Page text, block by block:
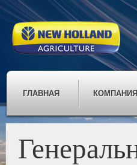
ГЛАВНАЯ КОМПАНИЯ